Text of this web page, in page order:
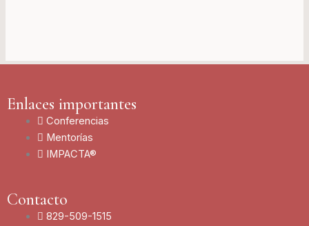
Enlaces importantes
Conferencias
Mentorías
IMPACTA®
Contacto
829-509-1515